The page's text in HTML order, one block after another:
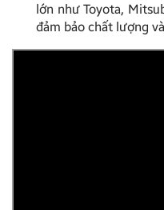
lớn như Toyota,
đảm bảo chất lượng